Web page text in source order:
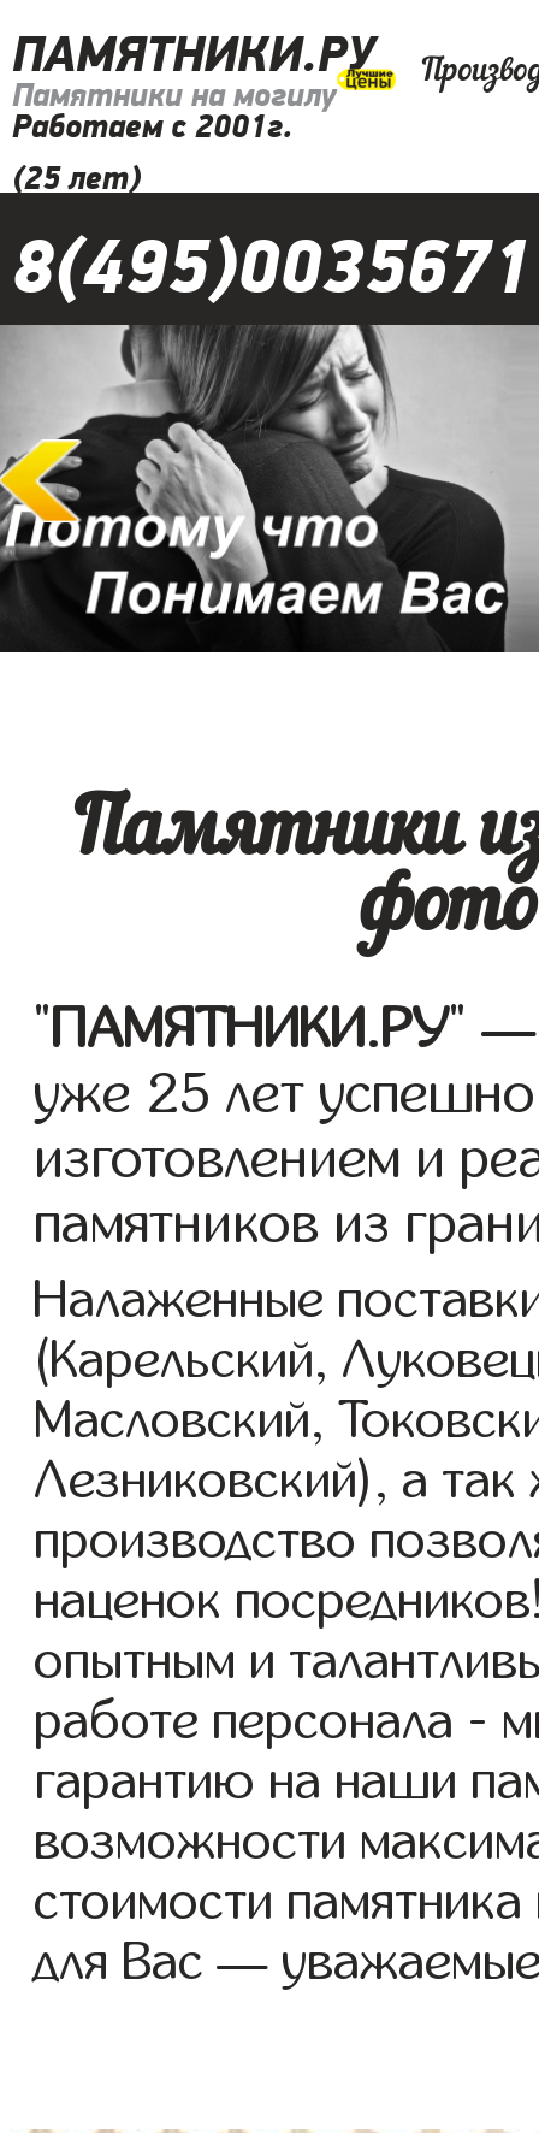
ПАМЯТНИКИ.РУ
Памятники на могилу
Работаем с 2001г.
(25 лет)
8(495)0035671
Памятники
"ПАМЯТНИКИ.РУ" —
уже 25 лет
изготовлением и
памятников из
Налаженные
(Карельский,
Масловский,
Лезниковский), а
производство
наценок
опытным и
работе персонала -
гарантию на наши
возможности
стоимости
для Вас —